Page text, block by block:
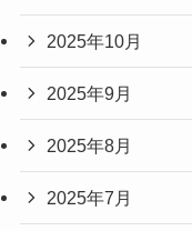
2025年10月
2025年9月
2025年8月
2025年7月